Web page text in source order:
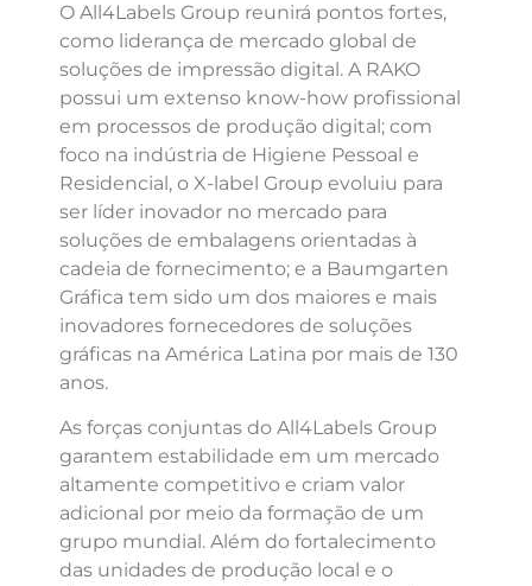
O All4Labels Group reunirá pontos fortes,
como liderança de mercado global de
soluções de impressão digital. A RAKO
possui um extenso know-how profissional
em processos de produção digital; com
foco na indústria de Higiene Pessoal e
Residencial, o X-label Group evoluiu para
ser líder inovador no mercado para
soluções de embalagens orientadas à
cadeia de fornecimento; e a Baumgarten
Gráfica tem sido um dos maiores e mais
inovadores fornecedores de soluções
gráficas na América Latina por mais de 130
anos.
As forças conjuntas do All4Labels Group
garantem estabilidade em um mercado
altamente competitivo e criam valor
adicional por meio da formação de um
grupo mundial. Além do fortalecimento
das unidades de produção local e o